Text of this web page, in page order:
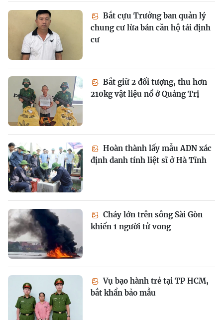
Bắt cựu Trưởng ban quản lý
chung cư lừa bán căn hộ tái định
cư
Bắt giữ 2 đối tượng, thu hơn
210kg vật liệu nổ ở Quảng Trị
Hoàn thành lấy mẫu ADN xác
định danh tính liệt sĩ ở Hà Tĩnh
Cháy lớn trên sông Sài Gòn
khiến 1 người tử vong
Vụ bạo hành trẻ tại TP HCM,
bắt khẩn bảo mẫu